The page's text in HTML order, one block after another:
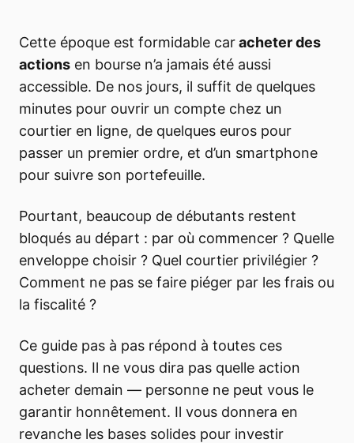
Cette époque est formidable caracheter des
actions en bourse n’a jamais été aussi
accessible. De nos jours, il suffit de quelques
minutes pour ouvrir un compte chez un
courtier en ligne, de quelques euros pour
passer un premier ordre, et d’un smartphone
pour suivre son portefeuille.
Pourtant, beaucoup de débutants restent
bloqués au départ : par où commencer ? Quelle
enveloppe choisir ? Quel courtier privilégier ?
Comment ne pas se faire piéger par les frais ou
la fiscalité ?
Ce guide pas à pas répond à toutes ces
questions. Il ne vous dira pas quelle action
acheter demain — personne ne peut vous le
garantir honnêtement. Il vous donnera en
revanche les bases solides pour investir